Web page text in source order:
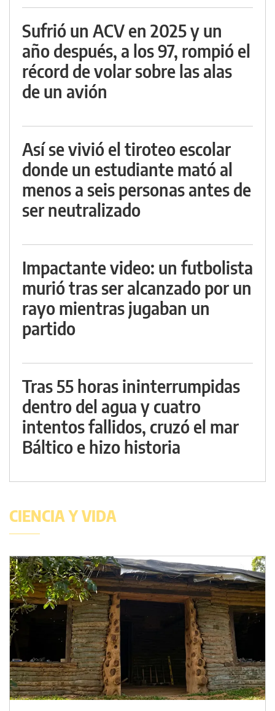
Sufrió un ACV en 2025 y un
año después, a los 97, rompió el
récord de volar sobre las alas
de un avión
Así se vivió el tiroteo escolar
donde un estudiante mató al
menos a seis personas antes de
ser neutralizado
Impactante video: un futbolista
murió tras ser alcanzado por un
rayo mientras jugaban un
partido
Tras 55 horas ininterrumpidas
dentro del agua y cuatro
intentos fallidos, cruzó el mar
Báltico e hizo historia
CIENCIA Y VIDA